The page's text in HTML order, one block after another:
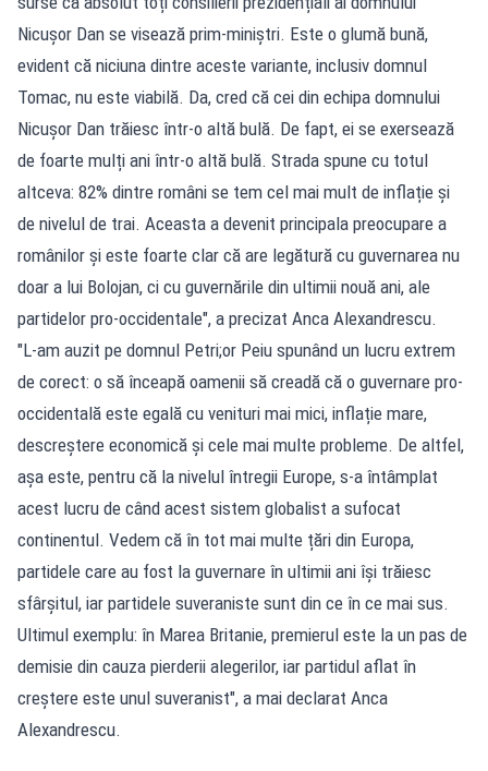
Nicușor Dan se visează prim-miniștri. Este o glumă bună,
evident că niciuna dintre aceste variante, inclusiv domnul
Tomac, nu este viabilă. Da, cred că cei din echipa domnului
Nicușor Dan trăiesc într-o altă bulă. De fapt, ei se exersează
de foarte mulți ani într-o altă bulă. Strada spune cu totul
altceva: 82% dintre români se tem cel mai mult de inflație și
de nivelul de trai. Aceasta a devenit principala preocupare a
românilor și este foarte clar că are legătură cu guvernarea nu
doar a lui Bolojan, ci cu guvernările din ultimii nouă ani, ale
partidelor pro-occidentale", a precizat Anca Alexandrescu.
"L-am auzit pe domnul Petri;or Peiu spunând un lucru extrem
de corect: o să înceapă oamenii să creadă că o guvernare pro-
occidentală este egală cu venituri mai mici, inflație mare,
descreștere economică și cele mai multe probleme. De altfel,
așa este, pentru că la nivelul întregii Europe, s-a întâmplat
acest lucru de când acest sistem globalist a sufocat
continentul. Vedem că în tot mai multe țări din Europa,
partidele care au fost la guvernare în ultimii ani își trăiesc
sfârșitul, iar partidele suveraniste sunt din ce în ce mai sus.
Ultimul exemplu: în Marea Britanie, premierul este la un pas de
demisie din cauza pierderii alegerilor, iar partidul aflat în
creștere este unul suveranist", a mai declarat Anca
Alexandrescu.